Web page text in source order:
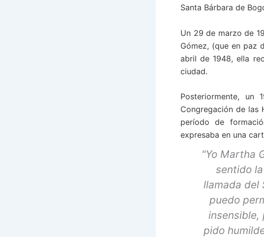
Santa Bárbara de
Un 29 de marzo de
Gómez, (que en paz
abril de 1948, ella
ciudad.
Posteriormente,
Congregación de las
período de
expresaba en una
"Yo Martha
sentido
llamada del
puedo
insensible,
pido